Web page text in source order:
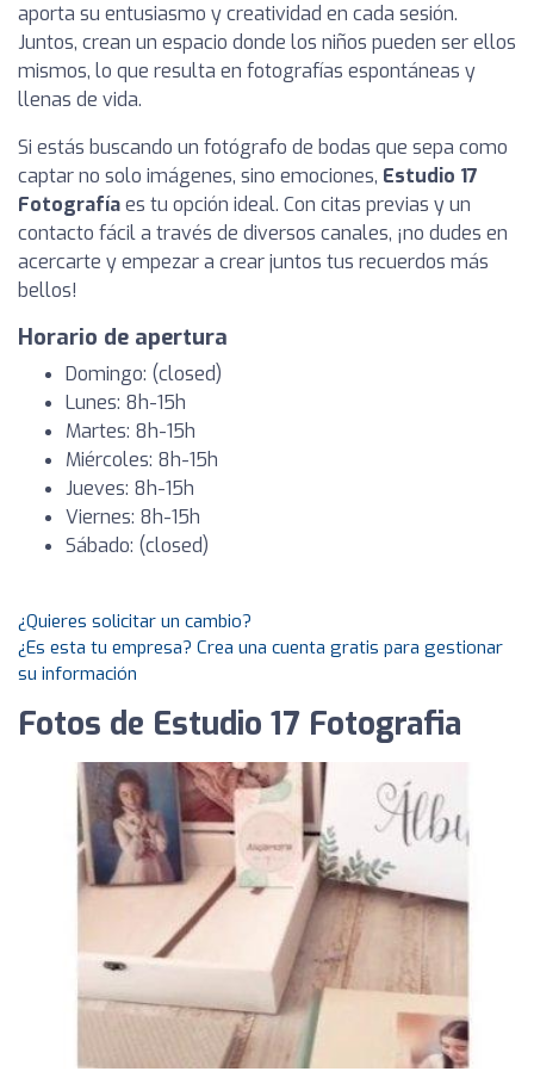
aporta su entusiasmo y creatividad en cada sesión.
Juntos, crean un espacio donde los niños pueden ser ellos
mismos, lo que resulta en fotografías espontáneas y
llenas de vida.
Si estás buscando un fotógrafo de bodas que sepa como
captar no solo imágenes, sino emociones, Estudio 17
Fotografíaes tu opción ideal. Con citas previas y un
contacto fácil a través de diversos canales, ¡no dudes en
acercarte y empezar a crear juntos tus recuerdos más
bellos!
Horario de apertura
Domingo: (closed)
Lunes: 8h-15h
Martes: 8h-15h
Miércoles: 8h-15h
Jueves: 8h-15h
Viernes: 8h-15h
Sábado: (closed)
¿Quieres solicitar un cambio?
¿Es esta tu empresa? Crea una cuenta gratis para gestionar
su información
Fotos de Estudio 17 Fotografia